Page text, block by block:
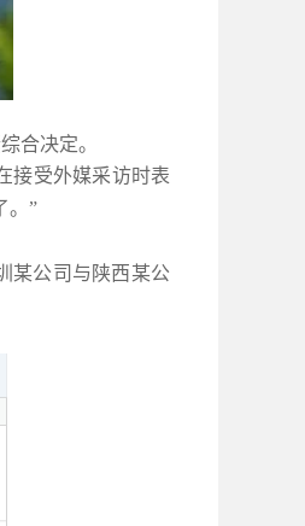
合决定。
接受外媒采访时表
。”
某公司与陕西某公